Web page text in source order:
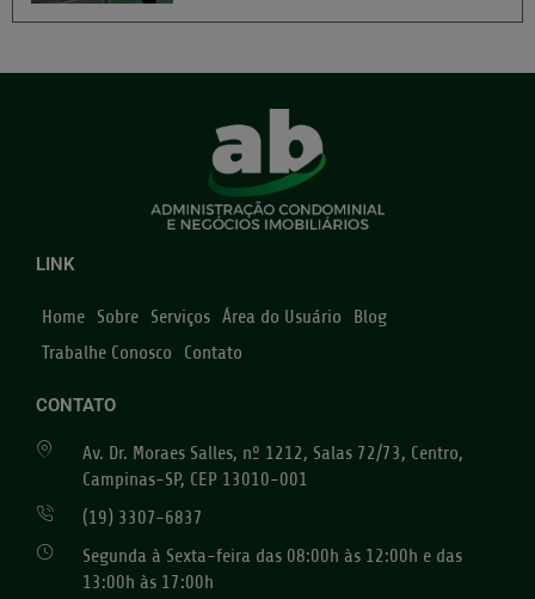
LINK
Home Sobre Serviços Área do Usuário
Blog
Trabalhe Conosco
Contato
CONTATO
Av. Dr. Moraes Salles, nº 1212, Salas 72/73, Centro,
Campinas-SP, CEP 13010-001
(19) 3307-6837
Segunda à Sexta-feira das 08:00h às 12:00h e das
13:00h às 17:00h